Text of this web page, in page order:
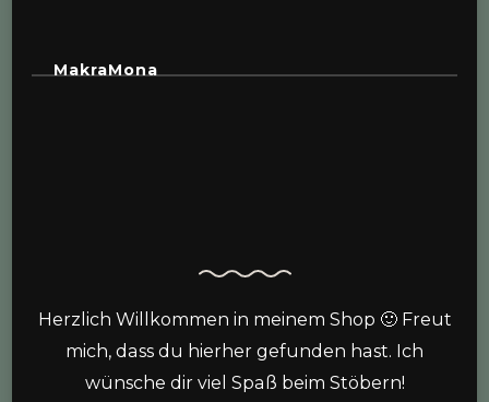
MakraMona
Herzlich Willkommen in meinem Shop 🙂 Freut
mich, dass du hierher gefunden hast. Ich
wünsche dir viel Spaß beim Stöbern!